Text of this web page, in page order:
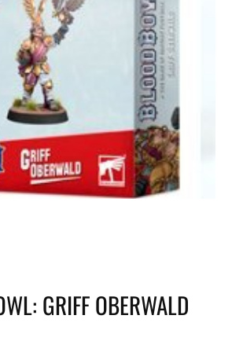
GRIFF OBERWALD